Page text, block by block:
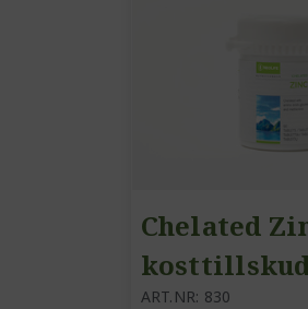
Chelated
ART.NR: 830